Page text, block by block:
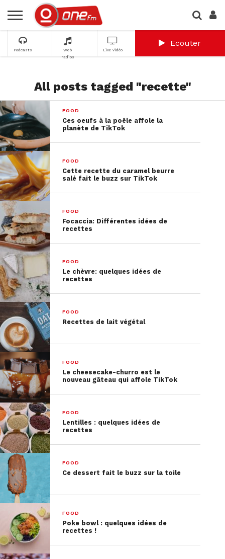
Podcasts
Web
radios
Live vidéo
Ecouter
All posts tagged "recette"
FOOD
Ces oeufs à la poêle affole la
planète de TikTok
FOOD
Cette recette du caramel beurre
salé fait le buzz sur TikTok
FOOD
Focaccia: Différentes idées de
recettes
FOOD
Le chèvre: quelques idées de
recettes
FOOD
Recettes de lait végétal
FOOD
Le cheesecake-churro est le
nouveau gâteau qui affole TikTok
FOOD
Lentilles : quelques idées de
recettes
FOOD
Ce dessert fait le buzz sur la toile
FOOD
Poke bowl : quelques idées de
recettes !